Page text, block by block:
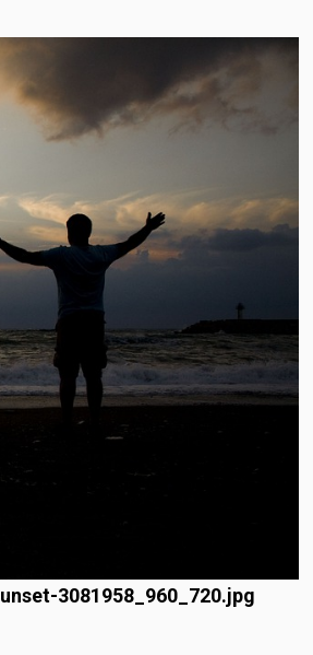
3081958_960_720.jpg